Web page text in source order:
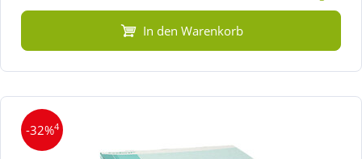
In den Warenkorb
-32%4